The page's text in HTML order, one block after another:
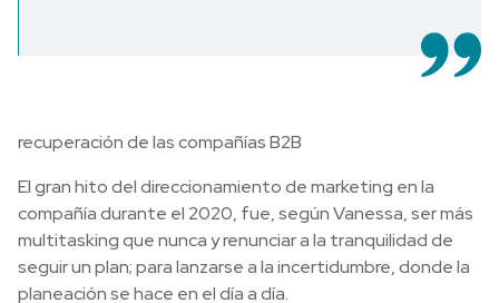
recuperación de las compañías B2B
El gran hito del direccionamiento de marketing en la
compañía durante el 2020, fue, según Vanessa, ser más
multitasking que nunca y renunciar a la tranquilidad de
seguir un plan; para lanzarse a la incertidumbre, donde la
planeación se hace en el día a día.